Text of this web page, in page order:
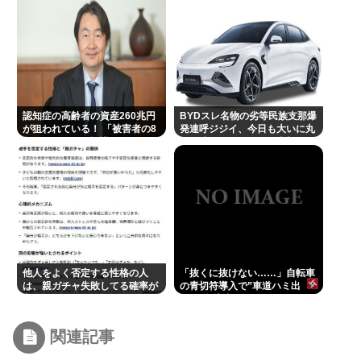
認知症の高齢者の資産260兆円
が狙われている！ 「被害者の8
BYDスレ名物の劣等民族支那爆
発連呼ジジイ、今日も大いに丸
他人をよく否定する性格の人
は、親ガチャ失敗してる確率が
「抜くに抜けない……」自転車
の青切符導入で”車道ハミ出
関連記事